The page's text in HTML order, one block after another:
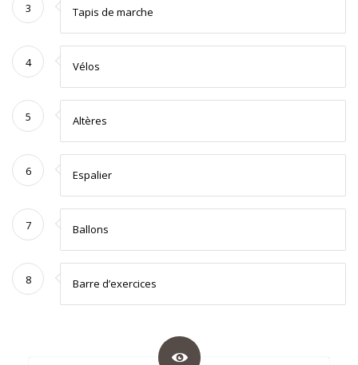
3 Tapis de marche
4 Vélos
5 Altères
6 Espalier
7 Ballons
8 Barre d’exercices